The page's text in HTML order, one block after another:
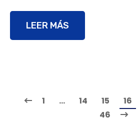
LEER MÁS
1 … 14 15 16
46